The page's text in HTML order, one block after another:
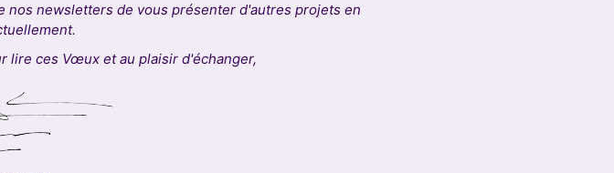
nos newsletters de vous présenter d'autres projets en
lire ces Vœux et au plaisir d'échanger,